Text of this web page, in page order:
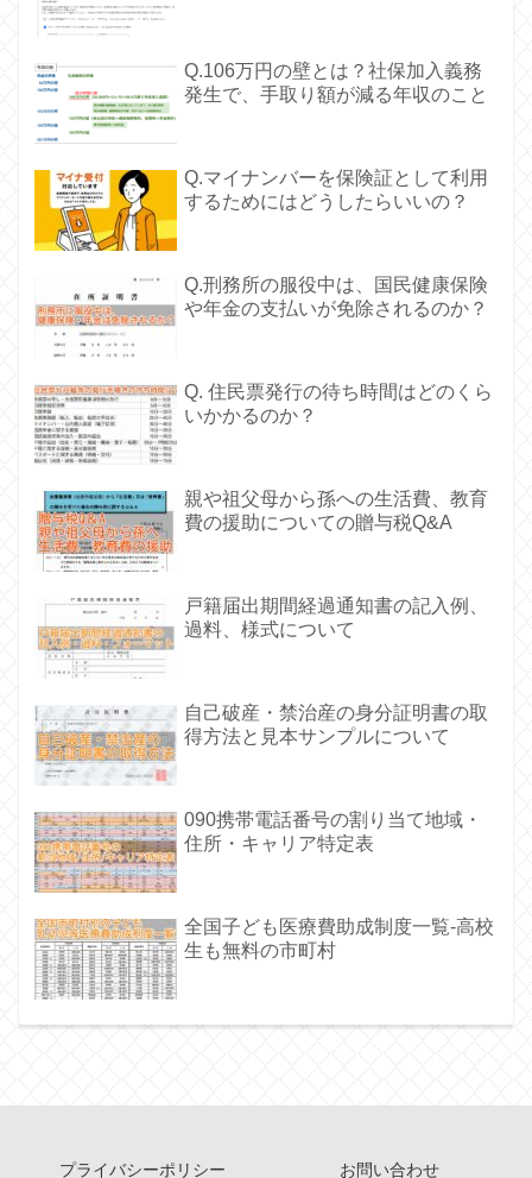
Q.106万円の壁とは？社保加入義務
発生で、手取り額が減る年収のこと
Q.マイナンバーを保険証として利用
するためにはどうしたらいいの？
Q.刑務所の服役中は、国民健康保険
や年金の支払いが免除されるのか？
Q. 住民票発行の待ち時間はどのくら
いかかるのか？
親や祖父母から孫への生活費、教育
費の援助についての贈与税Q&A
戸籍届出期間経過通知書の記入例、
過料、様式について
自己破産・禁治産の身分証明書の取
得方法と見本サンプルについて
090携帯電話番号の割り当て地域・
住所・キャリア特定表
全国子ども医療費助成制度一覧-高校
生も無料の市町村
プライバシーポリシー お問い合わせ